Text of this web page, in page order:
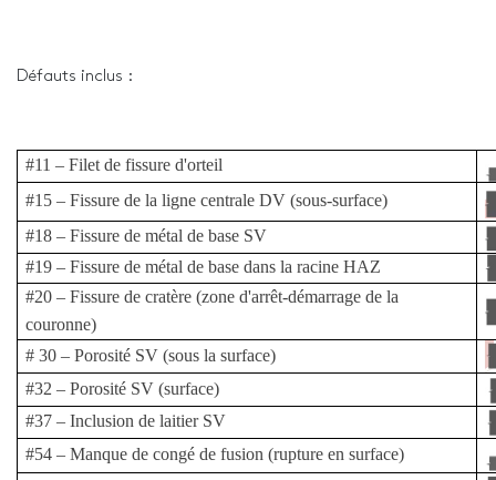
Défauts inclus :
#11 – Filet de fissure d'orteil
#15 – Fissure de la ligne centrale DV (sous-surface)
#18 – Fissure de métal de base SV
#19 – Fissure de métal de base dans la racine HAZ
#20 – Fissure de cratère (zone d'arrêt-démarrage de la
couronne)
# 30 – Porosité SV (sous la surface)
#32 – Porosité SV (surface)
#37 – Inclusion de laitier SV
#54 – Manque de congé de fusion (rupture en surface)